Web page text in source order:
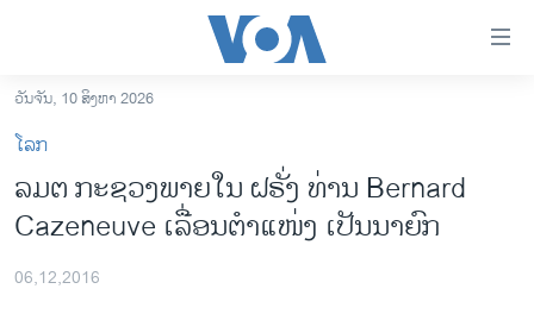
ເຂົ້າ
ຫາ
ຂ້າມ
ຂ້າມ
ຫາ
ອາເມຣິກາ
ຂ່າວ​ຈີນ
ວັນຈັນ, 10 ສິງຫາ 2026
ໂລກ
ລມຕ ກະຊວງພາຍໃນ ຝຣັ່ງ ທ່ານ Bernard
Cazeneuve ເລື່ອນຕຳແໜ່ງ ເປັນນາຍົກ
06,12,2016